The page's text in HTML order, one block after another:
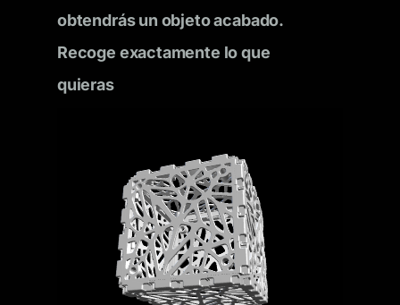
obtendrás un objeto acabado.
Recoge exactamente lo que
quieras